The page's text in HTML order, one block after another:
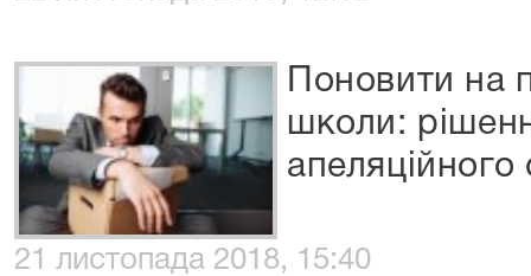
Поновити на
школи:
апеляційного
21 листопада 2018, 15:40